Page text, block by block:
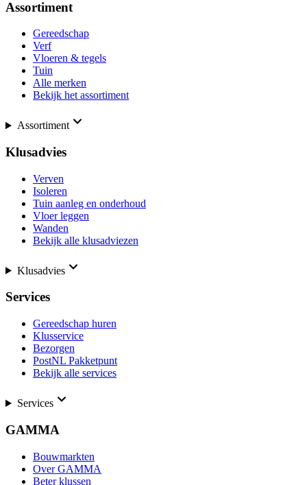
Assortiment
Gereedschap
Verf
Vloeren & tegels
Tuin
Alle merken
Bekijk het assortiment
Assortiment
Klusadvies
Verven
Isoleren
Tuin aanleg en onderhoud
Vloer leggen
Wanden
Bekijk alle klusadviezen
Klusadvies
Services
Gereedschap huren
Klusservice
Bezorgen
PostNL Pakketpunt
Bekijk alle services
Services
GAMMA
Bouwmarkten
Over GAMMA
Beter klussen